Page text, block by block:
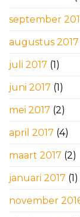
september
augustus 2017
juli 2017 (1)
juni 2017 (1)
mei 2017 (2)
april 2017 (4)
maart 2017 (2)
januari 2017 (1)
november